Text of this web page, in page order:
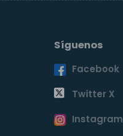
Síguenos
Facebook
Twitter X
Instagram